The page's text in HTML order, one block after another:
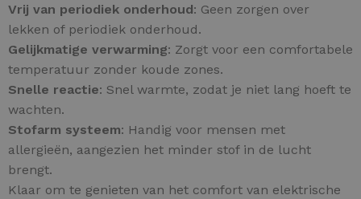
Vrij van periodiek onderhoud: Geen zorgen over
lekken of periodiek onderhoud.
Gelijkmatige verwarming: Zorgt voor een comfortabele
temperatuur zonder koude zones.
Snelle reactie: Snel warmte, zodat je niet lang hoeft te
wachten.
Stofarm systeem: Handig voor mensen met
allergieën, aangezien het minder stof in de lucht
brengt.
Klaar om te genieten van het comfort van elektrische